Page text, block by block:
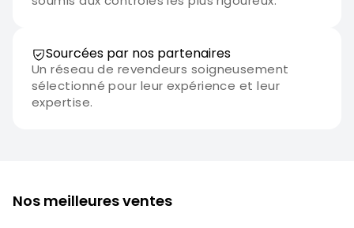
Sourcées par nos partenaires
Un réseau de revendeurs soigneusement
sélectionné pour leur expérience et leur
expertise.
Nos meilleures ventes